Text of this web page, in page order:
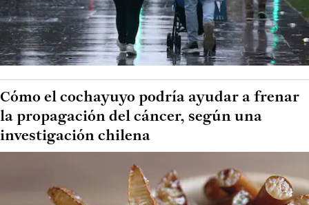
Cómo el cochayuyo podría ayudar a frenar
la propagación del cáncer, según una
investigación chilena